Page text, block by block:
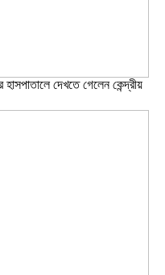
দেখতে গেলেন কেন্দ্রীয়